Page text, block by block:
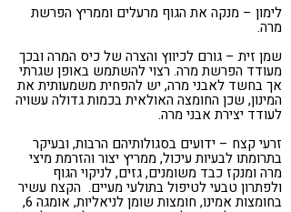
לימון – מנקה את הגוף מרעלים וממריץ הפרשת
מרה.
שמן זית – גורם לכיווץ והצרה של כיס המרה ובכך
מעודד הפרשת מרה. רצוי להשתמש באופן שגרתי
אך בחשד לאבני מרה, יש להפחית משמעותית את
המינון, שכן החומצה האולאית בכמות גדולה עשויה
לעודד יצירת אבני מרה.
זרעי קצח – ידועים בסגולותיהם הרבות, ובעיקר
בתרומתו לבעיות עיכול, ממריץ יצור והזרמת מיצי
מרה ומנקז כבד משומנים, גזים, לניקוי הגוף
ולפתרון טבעי לטיפול בתולעי מעיים. הקצח עשיר
בחומצות אמינו, חומצות שומן לניאליות, אומגה 6,